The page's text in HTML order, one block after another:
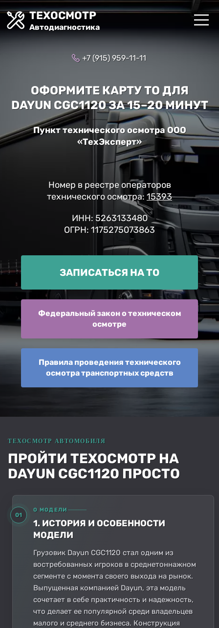
ТЕХОСМОТР
Автодиагностика
+7 (915) 959-11-11
ОФОРМИТЕ КАРТУ ТО ДЛЯ
DAYUN CGC1120 ЗА 15–20 МИНУТ
Пункт технического осмотра ООО
«ТехЭксперт»
Номер в реестре операторов
технического осмотра: 15393
ИНН: 5263133480
ОГРН: 1175275073863
ЗАПИСАТЬСЯ НА ТО
Федеральный закон о техническом
осмотре
Правила проведения технического
осмотра транспортных средств
ПРОЙТИ ТЕХОСМОТР НА
DAYUN CGC1120 ПРОСТО
01
О МОДЕЛИ
1. ИСТОРИЯ И ОСОБЕННОСТИ
МОДЕЛИ
Грузовик Dayun CGC1120 стал одним из
востребованных игроков в среднетоннажном
сегменте с момента своего выхода на рынок.
Выпущенная компанией Dayun, эта модель
сочетает в себе практичность и надежность,
что делает ее популярной среди владельцев
малого и среднего бизнеса. Конструкция